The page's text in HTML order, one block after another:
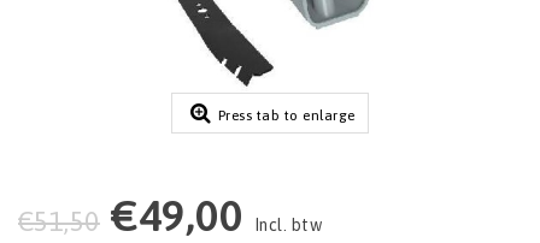
Press tab to enlarge
€51,50 €49,00
Incl. btw